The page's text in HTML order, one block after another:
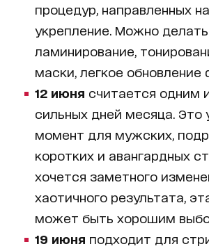
процедур, направленных
укрепление. Можно делать
ламинирование,
маски, легкое обновление
12 июня считается одним
сильных дней месяца. Это
момент для мужских,
коротких и авангардных
хочется заметного
хаотичного результата,
может быть хорошим
19 июня подходит для